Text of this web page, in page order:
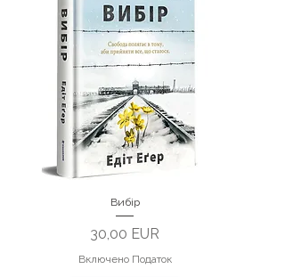
Вибір
Ціна
30,00 EUR
Включено Податок